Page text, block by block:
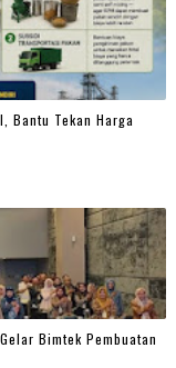
Bantu Tekan Harga
Bimtek Pembuatan